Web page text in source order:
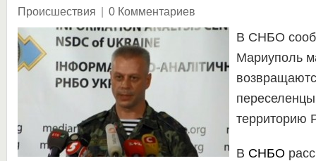
Происшествия | 0 Комментариев
В СНБО
Мариуполь
территорию
В СНБО